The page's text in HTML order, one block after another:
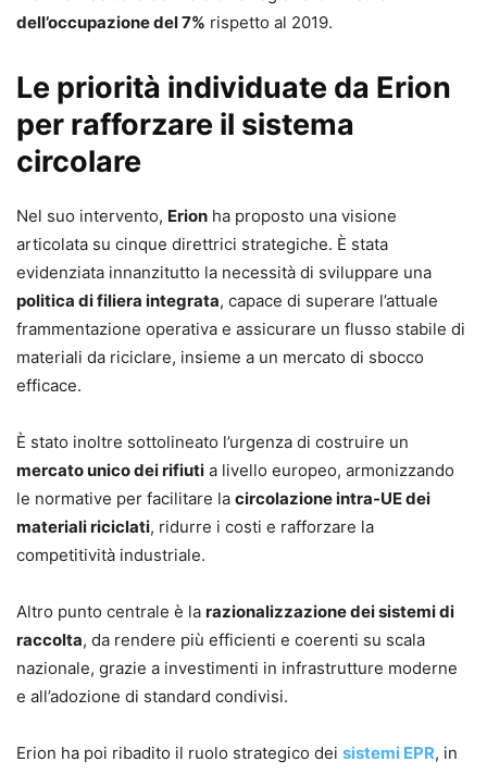
dell’occupazione del 7% rispetto al 2019.
Le priorità individuate da Erion
per rafforzare il sistema
circolare
Nel suo intervento, Erion ha proposto una visione
articolata su cinque direttrici strategiche. È stata
evidenziata innanzitutto la necessità di sviluppare una
politica di filiera integrata, capace di superare l’attuale
frammentazione operativa e assicurare un flusso stabile di
materiali da riciclare, insieme a un mercato di sbocco
efficace.
È stato inoltre sottolineato l’urgenza di costruire un
mercato unico dei rifiuti a livello europeo, armonizzando
le normative per facilitare la circolazione intra-UE dei
materiali riciclati, ridurre i costi e rafforzare la
competitività industriale.
Altro punto centrale è la razionalizzazione dei sistemi di
raccolta, da rendere più efficienti e coerenti su scala
nazionale, grazie a investimenti in infrastrutture moderne
e all’adozione di standard condivisi.
Erion ha poi ribadito il ruolo strategico dei sistemi EPR, in